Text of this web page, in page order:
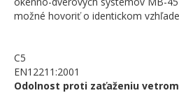
možné hovoriť o identickom
C5
EN12211:2001
Odolnost proti zaťaženiu vetrom